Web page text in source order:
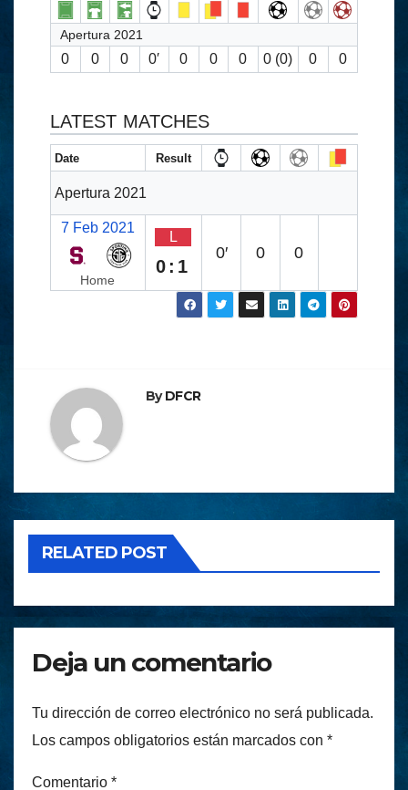
Apertura 2021
0 0 0 0′ 0 0 0 0 (0) 0 0
LATEST MATCHES
Date Result
Apertura 2021
7 Feb 2021
Home
L
0:1
0′ 0 0
ByDFCR
RELATED POST
Deja un comentario
Tu dirección de correo electrónico no será publicada.
Los campos obligatorios están marcados con *
Comentario *